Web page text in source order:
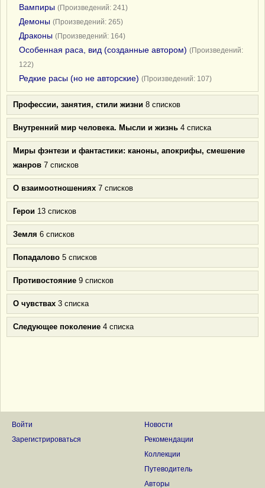
Вампиры (Произведений: 241)
Демоны (Произведений: 265)
Драконы (Произведений: 164)
Особенная раса, вид (созданные автором) (Произведений:
122)
Редкие расы (но не авторские) (Произведений: 107)
Профессии, занятия, стили жизни 8 списков
Внутренний мир человека. Мысли и жизнь 4 списка
Миры фэнтези и фантастики: каноны, апокрифы, смешение
жанров 7 списков
О взаимоотношениях 7 списков
Герои 13 списков
Земля 6 списков
Попадалово 5 списков
Противостояние 9 списков
О чувствах 3 списка
Следующее поколение 4 списка
Войти
Зарегистрироваться
Новости
Рекомендации
Коллекции
Путеводитель
Авторы